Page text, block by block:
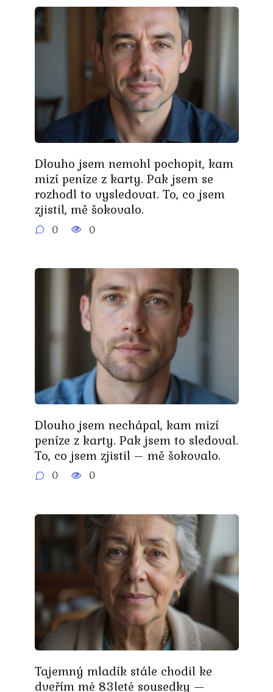
Dlouho jsem nemohl pochopit, kam
mizí peníze z karty. Pak jsem se
rozhodl to vysledovat. To, co jsem
zjistil, mě šokovalo.
0 0
Dlouho jsem nechápal, kam mizí
peníze z karty. Pak jsem to sledoval.
To, co jsem zjistil – mě šokovalo.
0 0
Tajemný mladík stále chodil ke
dveřím mé 83leté sousedky —